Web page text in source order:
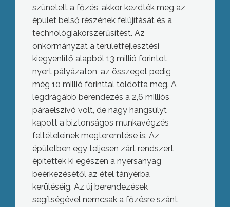
szünetelt a főzés, akkor kezdték meg az
épület belső részének felújítását és a
technológiakorszerűsítést. Az
önkormányzat a területfejlesztési
kiegyenlítő alapból 13 millió forintot
nyert pályázaton, az összeget pedig
még 10 millió forinttal toldotta meg. A
legdrágább berendezés a 2,6 milliós
páraelszívó volt, de nagy hangsúlyt
kapott a biztonságos munkavégzés
feltételeinek megteremtése is. Az
épületben egy teljesen zárt rendszert
építettek ki egészen a nyersanyag
beérkezésétől az étel tányérba
kerüléséig. Az új berendezések
segítségével nemcsak a főzésre szánt